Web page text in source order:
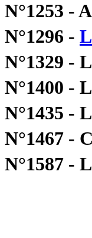
N°1253 -
N°1296 -
N°1329 -
N°1400 -
N°1435 -
N°1467 -
N°1587 -